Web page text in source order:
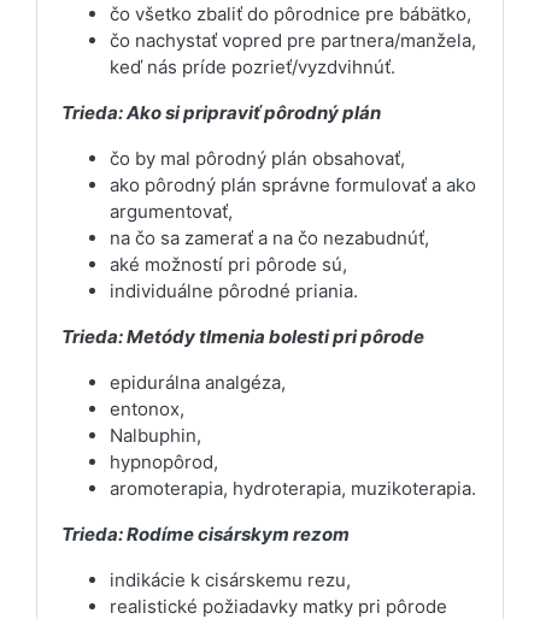
čo všetko zbaliť do pôrodnice pre bábätko,
čo nachystať vopred pre partnera/manžela,
keď nás príde pozrieť/vyzdvihnúť.
Trieda: Ako si pripraviť pôrodný plán
čo by mal pôrodný plán obsahovať,
ako pôrodný plán správne formulovať a ako
argumentovať,
na čo sa zamerať a na čo nezabudnúť,
aké možností pri pôrode sú,
individuálne pôrodné priania.
Trieda: Metódy tlmenia bolesti pri pôrode
epidurálna analgéza,
entonox,
Nalbuphin,
hypnopôrod,
aromoterapia, hydroterapia, muzikoterapia.
Trieda: Rodíme cisárskym rezom
indikácie k cisárskemu rezu,
realistické požiadavky matky pri pôrode